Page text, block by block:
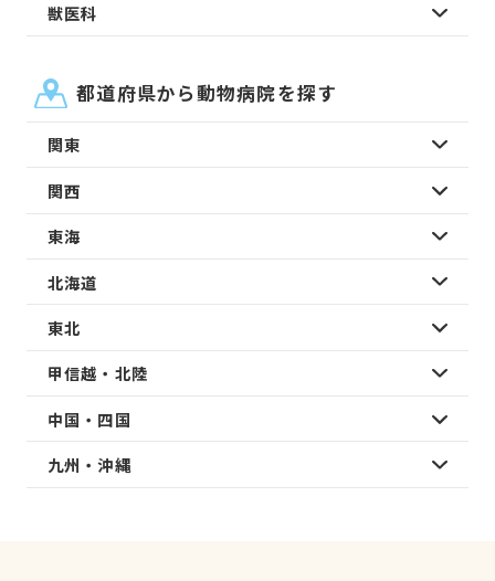
獣医科
都道府県から動物病院を探す
関東
関西
東海
北海道
東北
甲信越・北陸
中国・四国
九州・沖縄